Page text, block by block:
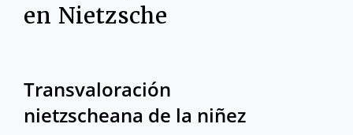
en Nietzsche
Transvaloración
nietzscheana de la niñez